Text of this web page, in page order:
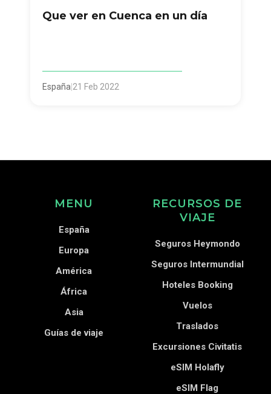
Que ver en Cuenca en un día
España 21 Feb 2022
MENU
España
Europa
América
África
Asia
Guías de viaje
RECURSOS DE
VIAJE
Seguros Heymondo
Seguros Intermundial
Hoteles Booking
Vuelos
Traslados
Excursiones Civitatis
eSIM Holafly
eSIM Flag